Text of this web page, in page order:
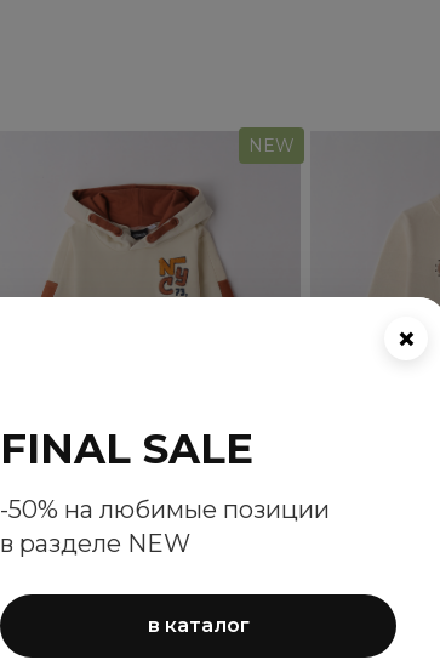
NEW
мальчиков
5 860 ₽
×
FINAL SALE
-50% на любимые позиции
в разделе NEW
в каталог